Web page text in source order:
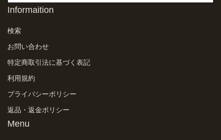
Informaition
検索
お問い合わせ
特定商取引法に基づく表記
利用規約
プライバシーポリシー
返品・返金ポリシー
Menu